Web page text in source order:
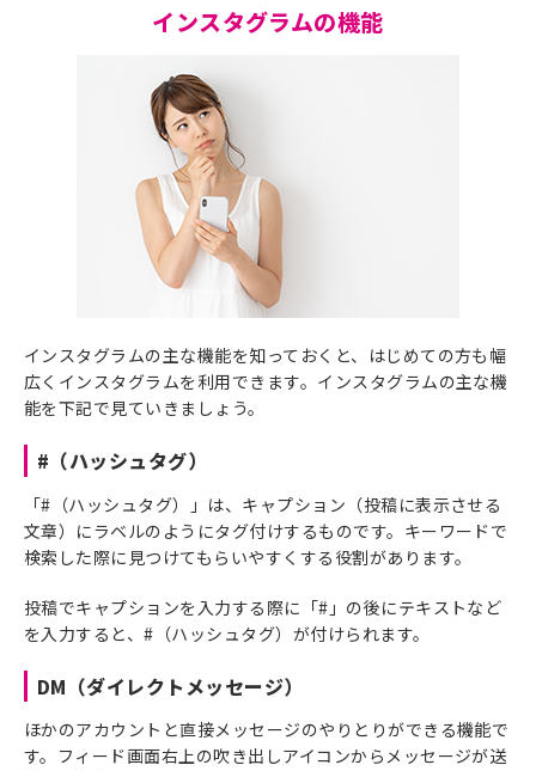
インスタグラムの機能
インスタグラムの主な機能を知っておくと、はじめての方も幅
広くインスタグラムを利用できます。インスタグラムの主な機
能を下記で見ていきましょう。
#（ハッシュタグ）
「#（ハッシュタグ）」は、キャプション（投稿に表示させる
文章）にラベルのようにタグ付けするものです。キーワードで
検索した際に見つけてもらいやすくする役割があります。
投稿でキャプションを入力する際に「#」の後にテキストなど
を入力すると、#（ハッシュタグ）が付けられます。
DM（ダイレクトメッセージ）
ほかのアカウントと直接メッセージのやりとりができる機能で
す。フィード画面右上の吹き出しアイコンからメッセージが送